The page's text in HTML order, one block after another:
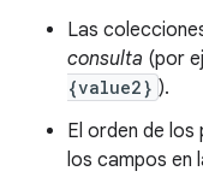
Las
consulta (por
{value2} ).
El orden de
los campos en